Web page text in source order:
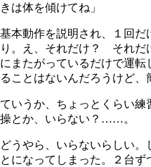
きは体を傾けてね」
基本動作を説明され、１回
り。え、それだけ？ それ
にまたがっているだけで運
ることはないんだろうけど、
ていうか、ちょっとくらい
操とか、いらない？……。
どうやら、いらないらしい。
とになってしまった。２台